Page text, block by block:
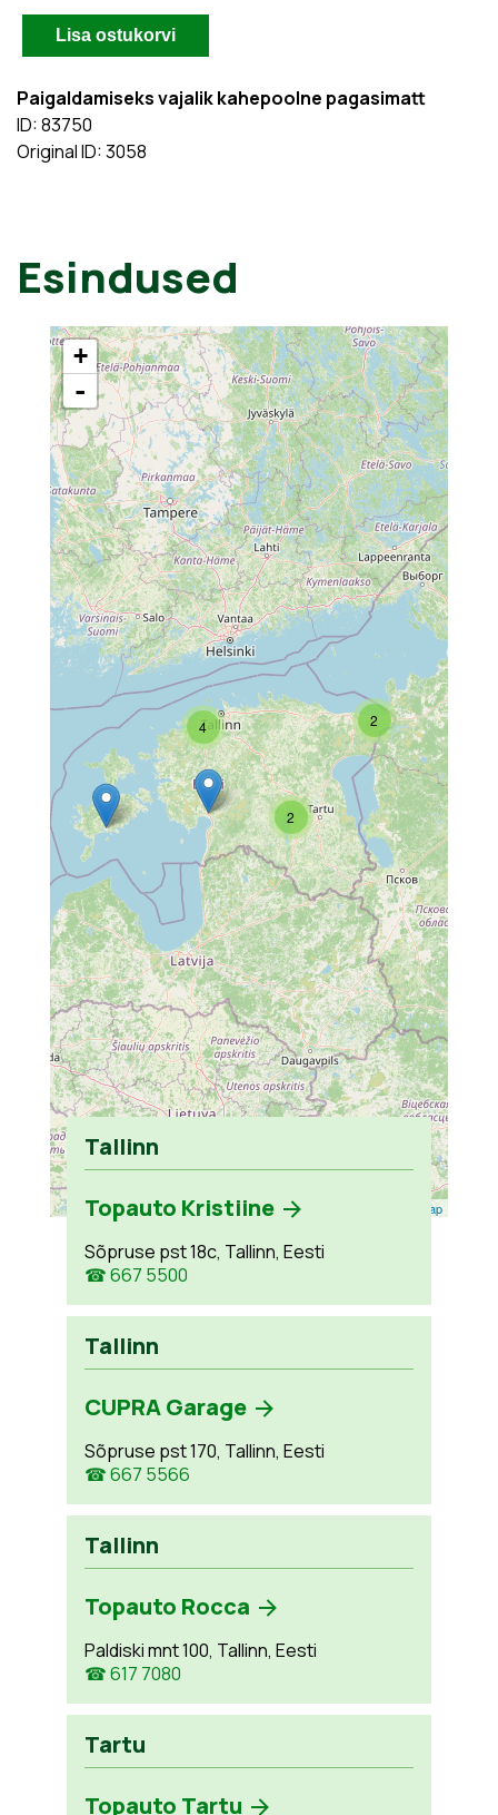
Paigaldamiseks vajalik kahepoolne pagasimatt
ID: 83750
Original ID: 3058
Esindused
2
2
4
+
-
Leaflet OpenStreetMap
Tallinn
Topauto Kristiine
Sõpruse pst 18c, Tallinn, Eesti
☎ 667 5500
Tallinn
CUPRA Garage
Sõpruse pst 170, Tallinn, Eesti
☎ 667 5566
Tallinn
Topauto Rocca
Paldiski mnt 100, Tallinn, Eesti
☎ 617 7080
Tartu
Topauto Tartu